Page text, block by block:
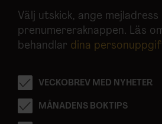
Välj utskick, ange mejladress
prenumereraknappen. Läs
behandlar dina
VECKOBREV MED NYHETER
MÅNADENS BOKTIPS